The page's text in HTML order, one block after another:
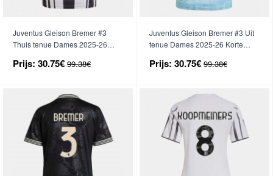
Juventus Gleison Bremer #3
Thuis tenue Dames 2025-26
Prijs: 30.75€ 99.38€
Juventus Gleison Bremer #3 Uit
tenue Dames 2025-26 Korte
Prijs: 30.75€ 99.38€